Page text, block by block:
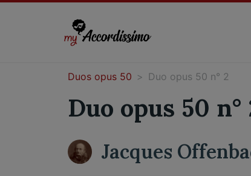
Duos opus 50 Duo opus 50 n° 2
Duo opus 50 n°
Jacques